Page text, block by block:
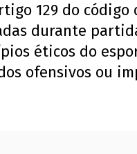
129 do código
durante
éticos do
ofensivos ou